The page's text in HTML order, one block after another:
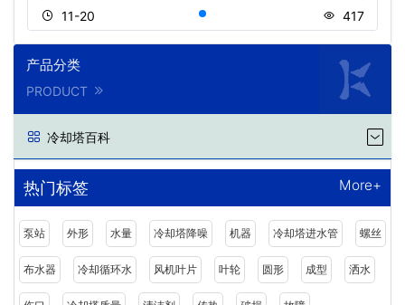
11-20 417
产品分类
PRODUCT
冷却塔百科
热门标签 More+
泵站 外形 水量 冷却塔降噪 机器 冷却塔进水管 螺丝
布水器 冷却循环水 风机叶片 叶轮 圆形 成型 洒水